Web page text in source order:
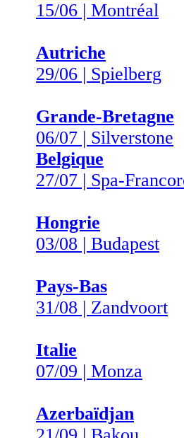
15/06 | Montréal
Autriche
29/06 | Spielberg
Grande-Bretagne
06/07 | Silverstone
Belgique
27/07 | Spa-
Hongrie
03/08 | Budapest
Pays-Bas
31/08 | Zandvoort
Italie
07/09 | Monza
Azerbaïdjan